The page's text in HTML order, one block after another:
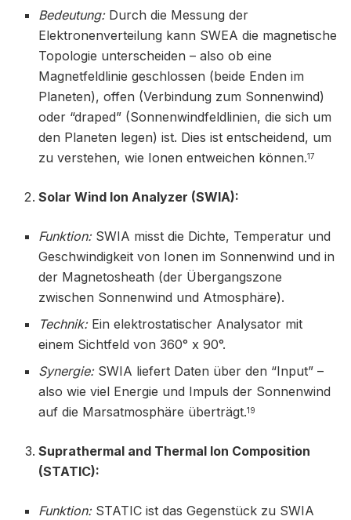
Bedeutung:Durch die Messung der
Elektronenverteilung kann SWEA die magnetische
Topologie unterscheiden – also ob eine
Magnetfeldlinie geschlossen (beide Enden im
Planeten), offen (Verbindung zum Sonnenwind)
oder “draped” (Sonnenwindfeldlinien, die sich um
den Planeten legen) ist. Dies ist entscheidend, um
zu verstehen, wie Ionen entweichen können.17
Solar Wind Ion Analyzer (SWIA):
Funktion:SWIA misst die Dichte, Temperatur und
Geschwindigkeit von Ionen im Sonnenwind und in
der Magnetosheath (der Übergangszone
zwischen Sonnenwind und Atmosphäre).
Technik:Ein elektrostatischer Analysator mit
einem Sichtfeld von 360° x 90°.
Synergie:SWIA liefert Daten über den “Input” –
also wie viel Energie und Impuls der Sonnenwind
auf die Marsatmosphäre überträgt.19
Suprathermal and Thermal Ion Composition
(STATIC):
Funktion:STATIC ist das Gegenstück zu SWIA